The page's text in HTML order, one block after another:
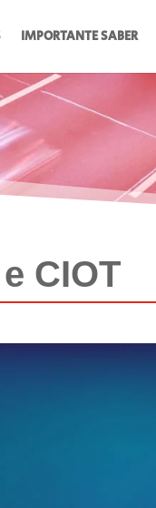
IMPORTANTE SABER
CIOT